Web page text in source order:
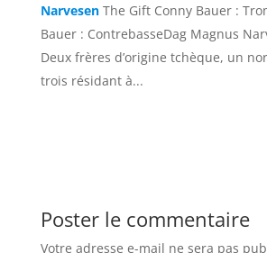
Narvesen The Gift Conny Bauer :
Bauer : ContrebasseDag Magnus
Deux frères d’origine tchèque, un
trois résidant à...
Poster le commentaire
Votre adresse e-mail ne sera pas